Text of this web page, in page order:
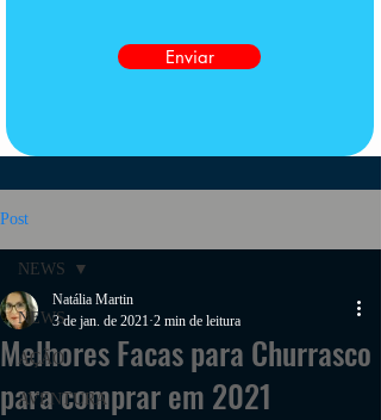
Enviar
Post
NEWS
AÇÃO
AVENTURA
NEWS
Melhores Facas para Churrasco
para comprar em 2021
Natália Martin
3 de jan. de 2021 2 min de leitura